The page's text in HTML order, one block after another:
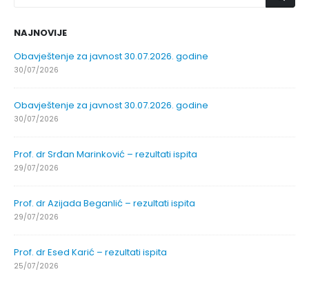
NAJNOVIJE
Obavještenje za javnost 30.07.2026. godine
30/07/2026
Obavještenje za javnost 30.07.2026. godine
30/07/2026
Prof. dr Srđan Marinković – rezultati ispita
29/07/2026
Prof. dr Azijada Beganlić – rezultati ispita
29/07/2026
Prof. dr Esed Karić – rezultati ispita
25/07/2026